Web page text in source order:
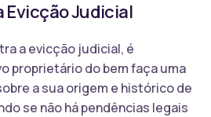
Judicial
a evicção judicial, é
proprietário do bem faça uma
a sua origem e histórico de
se não há pendências legais